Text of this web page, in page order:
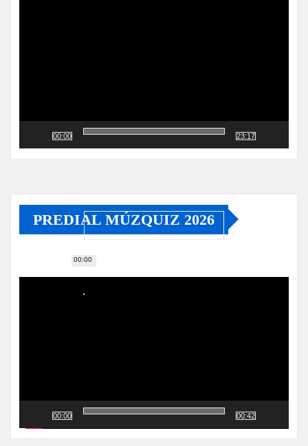
00:00
00:00
23:17
PREDIAL MÚZQUIZ 2026
Reproductor
00:00 00:42